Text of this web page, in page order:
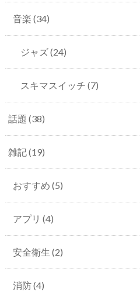
音楽 (34)
ジャズ(24)
スキマスイッチ (7)
話題 (38)
雑記(19)
おすすめ (5)
アプリ (4)
安全衛生 (2)
消防(4)